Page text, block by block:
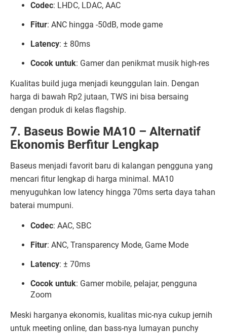
Codec: LHDC, LDAC, AAC
Fitur: ANC hingga -50dB, mode game
Latency: ± 80ms
Cocok untuk: Gamer dan penikmat musik high-res
Kualitas build juga menjadi keunggulan lain. Dengan
harga di bawah Rp2 jutaan, TWS ini bisa bersaing
dengan produk di kelas flagship.
7. Baseus Bowie MA10 – Alternatif
Ekonomis Berfitur Lengkap
Baseus menjadi favorit baru di kalangan pengguna yang
mencari fitur lengkap di harga minimal. MA10
menyuguhkan low latency hingga 70ms serta daya tahan
baterai mumpuni.
Codec: AAC, SBC
Fitur: ANC, Transparency Mode, Game Mode
Latency: ± 70ms
Cocok untuk: Gamer mobile, pelajar, pengguna
Zoom
Meski harganya ekonomis, kualitas mic-nya cukup jernih
untuk meeting online, dan bass-nya lumayan punchy